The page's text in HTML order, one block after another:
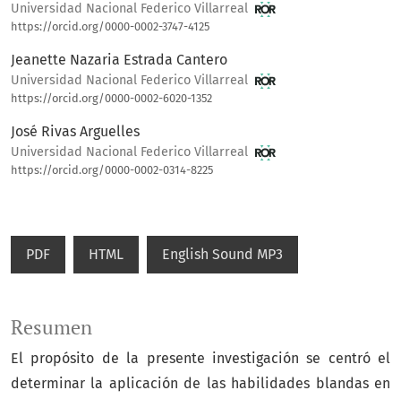
Universidad Nacional Federico Villarreal
https://orcid.org/0000-0002-3747-4125
Jeanette Nazaria Estrada Cantero
Universidad Nacional Federico Villarreal
https://orcid.org/0000-0002-6020-1352
José Rivas Arguelles
Universidad Nacional Federico Villarreal
https://orcid.org/0000-0002-0314-8225
PDF HTML English Sound MP3
Resumen
El propósito de la presente investigación se centró el
determinar la aplicación de las habilidades blandas en